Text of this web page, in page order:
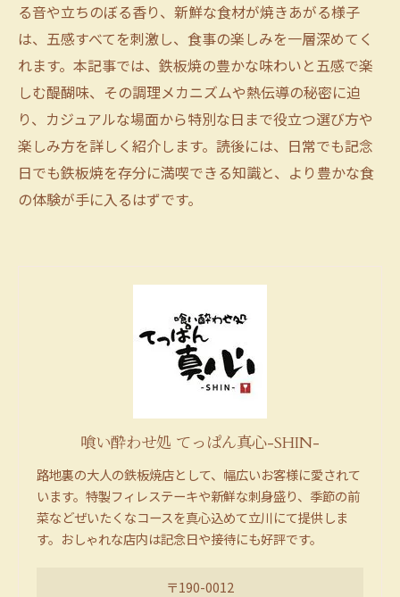
る音や立ちのぼる香り、新鮮な食材が焼きあがる様子
は、五感すべてを刺激し、食事の楽しみを一層深めてく
れます。本記事では、鉄板焼の豊かな味わいと五感で楽
しむ醍醐味、その調理メカニズムや熱伝導の秘密に迫
り、カジュアルな場面から特別な日まで役立つ選び方や
楽しみ方を詳しく紹介します。読後には、日常でも記念
日でも鉄板焼を存分に満喫できる知識と、より豊かな食
の体験が手に入るはずです。
喰い酔わせ処 てっぱん真心-SHIN-
路地裏の大人の鉄板焼店として、幅広いお客様に愛されて
います。特製フィレステーキや新鮮な刺身盛り、季節の前
菜などぜいたくなコースを真心込めて立川にて提供しま
す。おしゃれな店内は記念日や接待にも好評です。
〒190-0012